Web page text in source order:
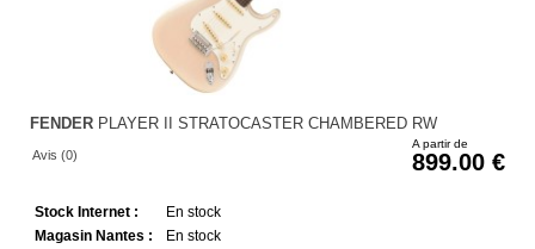
FENDER PLAYER II STRATOCASTER CHAMBERED RW
Avis (0)
A partir de
899.00
Stock Internet :
En stock
Magasin Nantes :
En stock